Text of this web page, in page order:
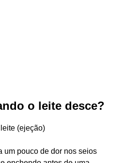
o leite desce?
(ejeção)
um pouco de dor nos seios